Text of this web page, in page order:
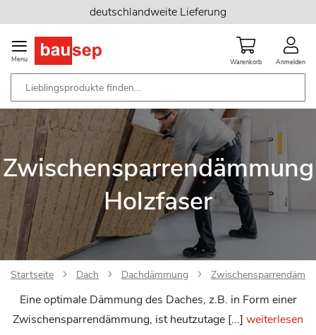
Inhalt
springen
deutschlandweite Lieferung
Menu Warenkorb Anmelden
Zwischensparrendämmung
Holzfaser
Startseite Dach Dachdämmung
Eine optimale Dämmung des Daches, z.B. in Form einer
Zwischensparrendämmung, ist heutzutage [...] weiterlesen